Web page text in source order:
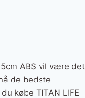
ABS vil være det
de bedste
købe TITAN LIFE